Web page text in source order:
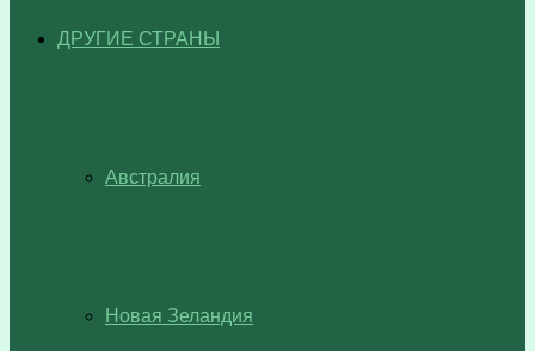
ДРУГИЕ СТРАНЫ
Австралия
Новая Зеландия